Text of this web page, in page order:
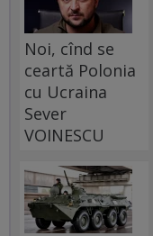
Noi, cînd se
ceartă Polonia
cu Ucraina
Sever
VOINESCU